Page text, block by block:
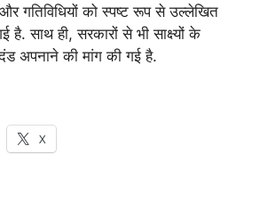
गतिविधियों को स्पष्ट रूप से उल्लेखित
साथ ही, सरकारों से भी साक्ष्यों के
अपनाने की मांग की गई है.
X